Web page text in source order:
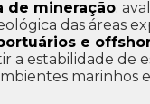
de mineração:
das áreas
e
a estabilidade de
marinhos